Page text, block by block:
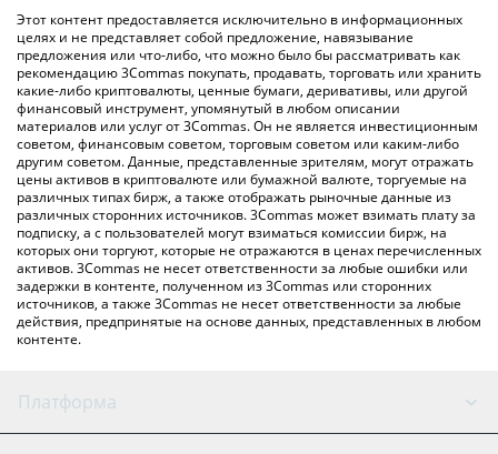
Вы также можете использовать приведенную выше таблицу
цен AGENDA 47, чтобы проверить последние цены на
AGENDA 47 в основных фиатных и криптовалютах.
Этот контент предоставляется исключительно в информационных
целях и не представляет собой предложение, навязывание
предложения или что-либо, что можно было бы рассматривать как
рекомендацию 3Commas покупать, продавать, торговать или хранить
какие-либо криптовалюты, ценные бумаги, деривативы, или другой
финансовый инструмент, упомянутый в любом описании
материалов или услуг от 3Commas. Он не является инвестиционным
советом, финансовым советом, торговым советом или каким-либо
другим советом. Данные, представленные зрителям, могут отражать
цены активов в криптовалюте или бумажной валюте, торгуемые на
различных типах бирж, а также отображать рыночные данные из
различных сторонних источников. 3Commas может взимать плату за
подписку, а с пользователей могут взиматься комиссии бирж, на
которых они торгуют, которые не отражаются в ценах перечисленных
активов. 3Commas не несет ответственности за любые ошибки или
задержки в контенте, полученном из 3Commas или сторонних
источников, а также 3Commas не несет ответственности за любые
действия, предпринятые на основе данных, представленных в любом
контенте.
Платформа